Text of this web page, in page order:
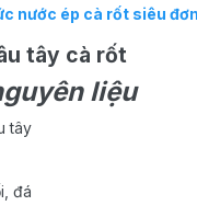
nước ép cà rốt siêu
tây cà rốt
liệu
tây
đá